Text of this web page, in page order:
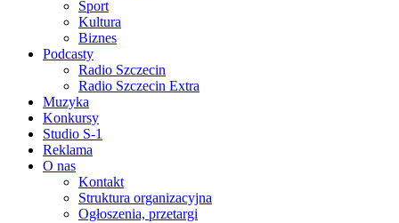
Sport
Kultura
Biznes
Podcasty
Radio Szczecin
Radio Szczecin Extra
Muzyka
Konkursy
Studio S-1
Reklama
O nas
Kontakt
Struktura organizacyjna
Ogłoszenia, przetargi